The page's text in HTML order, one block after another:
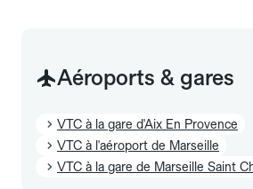
Aéroports & gares
VTC à la gare d'Aix En Provence
VTC à l'aéroport de Marseille
VTC à la gare de Marseille Saint